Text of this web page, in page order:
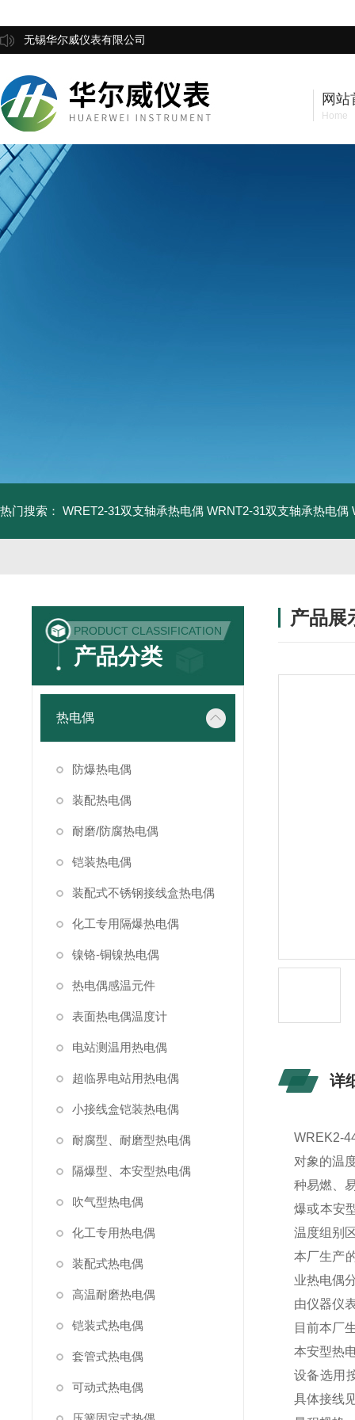
无锡华尔威仪表有限公司
网站
Home
热门搜索： WRET2-31双支轴承热电偶 WRNT2-31双支轴承热电偶
PRODUCT CLASSIFICATION
产品分类
热电偶
防爆热电偶
装配热电偶
耐磨/防腐热电偶
铠装热电偶
装配式不锈钢接线盒热电偶
化工专用隔爆热电偶
镍铬-铜镍热电偶
热电偶感温元件
表面热电偶温度计
电站测温用热电偶
超临界电站用热电偶
小接线盒铠装热电偶
耐腐型、耐磨型热电偶
隔爆型、本安型热电偶
吹气型热电偶
化工专用热电偶
装配式热电偶
高温耐磨热电偶
铠装式热电偶
套管式热电偶
可动式热电偶
产品展
详
WREK2-
对象的温
种易燃、
爆或本安
温度组别
本厂生产
业热电偶
由仪器仪
目前本厂
本安型热
设备选用
具体接线